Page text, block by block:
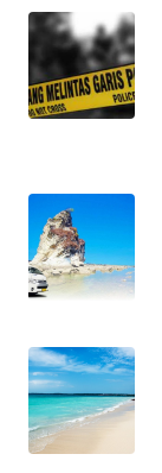
TENGAH
WN DELI
SERDANG
TEBING
TINGGI
WN
WN
KARAWANG
WN